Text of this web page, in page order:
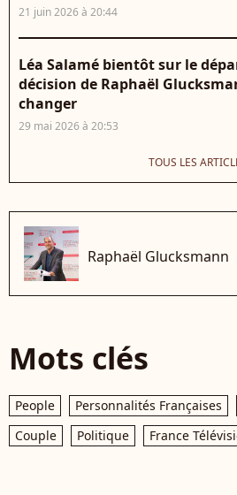
21 juin 2026 à 20:44
Léa Salamé bientôt sur le
décision de Raphaël
changer
29 mai 2026 à 20:53
TOUS LES
Raphaël Glucksmann
Mots clés
People Personnalités Françaises
Couple
Politique France